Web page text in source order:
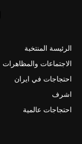
الرئيسة المنتخبة
الاجتماعات والمظاهرات
احتجاجات في ايران
اشرف
احتجاجات عالمية